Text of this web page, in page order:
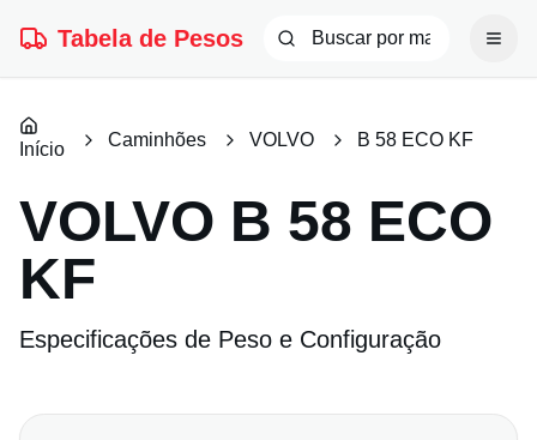
Tabela de Pesos
Início Caminhões VOLVO B 58 ECO KF
VOLVO B 58 ECO
KF
Especificações de Peso e Configuração